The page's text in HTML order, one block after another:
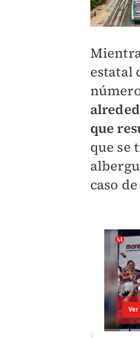
estatal
que
que se
caso